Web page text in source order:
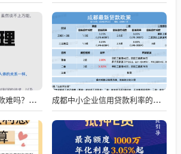
标题，企业找银行贷款难吗？深度剖析与应对策略 成都中小企业信用贷款利率的影响因素与应对策略